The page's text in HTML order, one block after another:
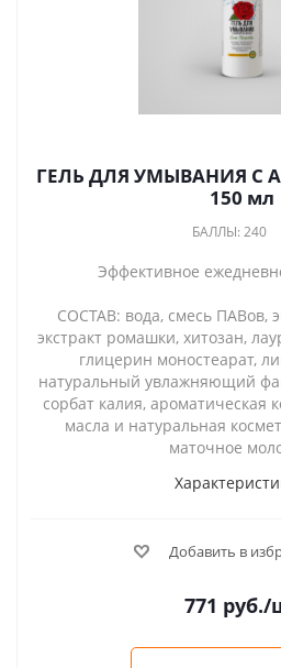
ГЕЛЬ ДЛЯ УМЫВАНИЯ С
150 мл
БАЛЛЫ: 240
Эффективное
СОСТАВ: вода, смесь ПАВов,
экстракт ромашки, хитозан,
глицерин моностеарат,
натуральный увлажняющий
сорбат калия, ароматическая
масла и натуральная
маточное
Добавить в
771 руб./